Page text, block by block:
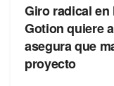
Giro radical
Gotion quiere
asegura que
proyecto